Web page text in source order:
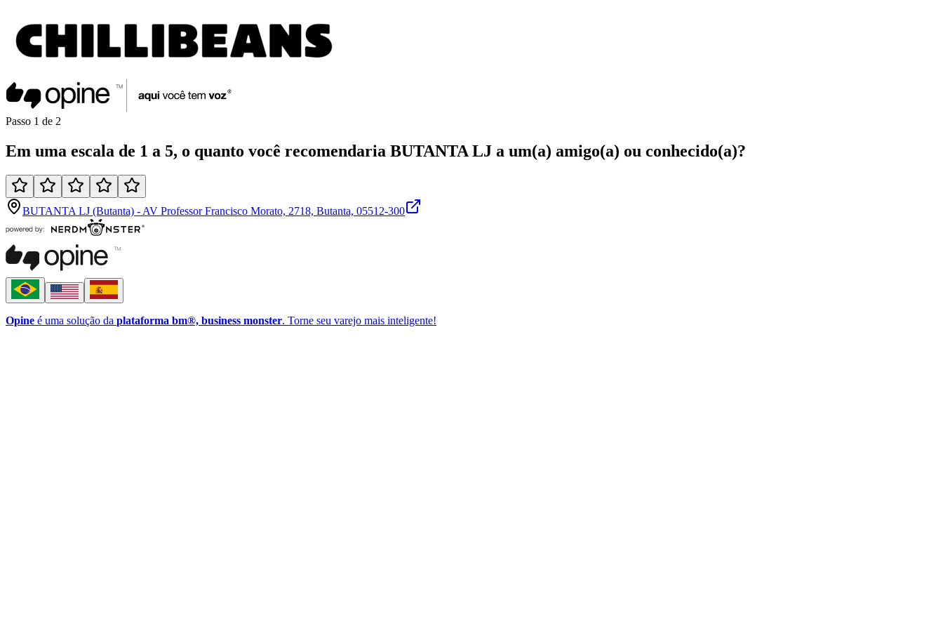
Passo 1 de 2
Em uma escala de 1 a 5, o quanto você recomendaria BUTANTA LJ a um(a) amigo(a) ou conhecido(a)?
BUTANTA LJ (Butanta) - AV Professor Francisco Morato, 2718, Butanta, 05512-300
Opine é uma solução da plataforma bm®, business monster. Torne seu varejo mais inteligente!